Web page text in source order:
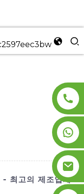
- 최고의 제조업체